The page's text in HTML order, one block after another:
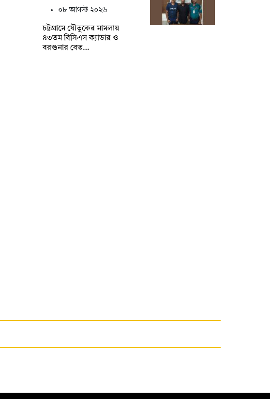
০৮ আগস্ট ২০২৬
চট্টগ্রামে যৌতুকের মামলায়
৪৩তম বিসিএস ক্যাডার ও
বরগুনার বেত…